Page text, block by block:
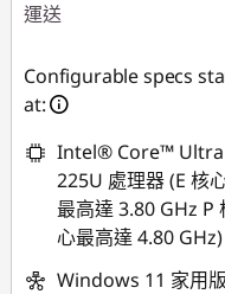
運送
NT$23,238
eCoupon 折扣 :-
NT$25,613
*以上優惠僅能擇一使
用
Configurable specs
at:
Intel® Core™
225U 處理器 (E 核
最高達 3.80 GHz P
心最高達 4.80 GHz)
Windows 11 家用版